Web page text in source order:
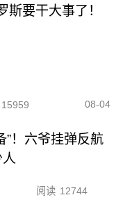
斯要干大事了！
15959 08-04
”！六爷挂弹反航
阅读 12744